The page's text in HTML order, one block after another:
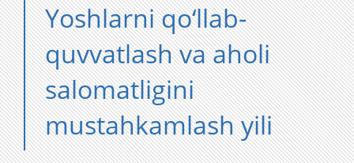
Yoshlarni qo‘llab-
quvvatlash va aholi
salomatligini
mustahkamlash yili